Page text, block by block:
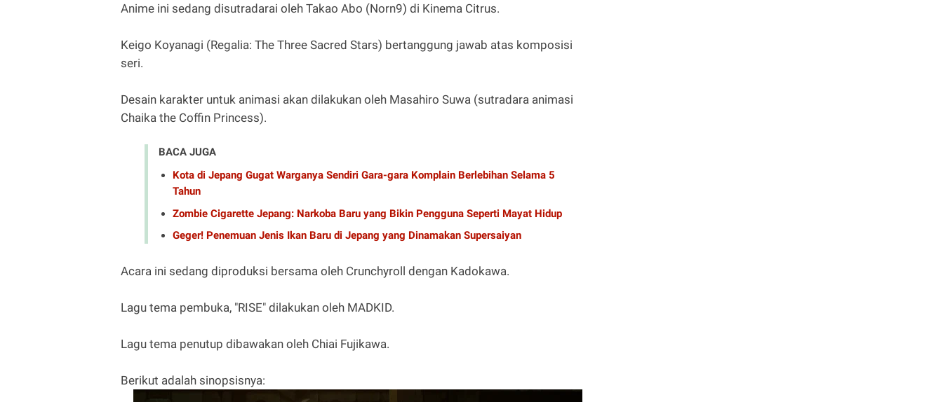
Anime ini sedang disutradarai oleh Takao Abo (Norn9) di Kinema Citrus.
Keigo Koyanagi (Regalia: The Three Sacred Stars) bertanggung jawab atas komposisi
seri.
Desain karakter untuk animasi akan dilakukan oleh Masahiro Suwa (sutradara animasi
Chaika the Coffin Princess).
BACA JUGA
Kota di Jepang Gugat Warganya Sendiri Gara-gara Komplain Berlebihan Selama 5
Tahun
Zombie Cigarette Jepang: Narkoba Baru yang Bikin Pengguna Seperti Mayat Hidup
Geger! Penemuan Jenis Ikan Baru di Jepang yang Dinamakan Supersaiyan
Acara ini sedang diproduksi bersama oleh Crunchyroll dengan Kadokawa.
Lagu tema pembuka, "RISE" dilakukan oleh MADKID.
Lagu tema penutup dibawakan oleh Chiai Fujikawa.
Berikut adalah sinopsisnya: